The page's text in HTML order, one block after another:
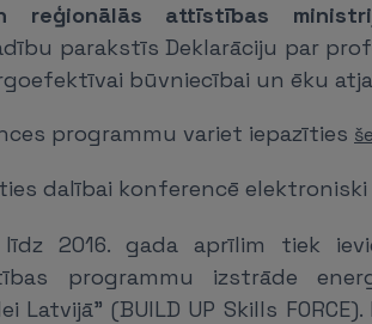
reģionālās attīstības
parakstīs Deklarāciju par
būvniecībai un ēku
programmu variet iepazīties
dalībai konferencē elektroniski
2016. gada aprīlim tiek
programmu izstrāde
Latvijā” (BUILD UP Skills